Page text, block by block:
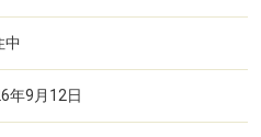
中
年9月12日